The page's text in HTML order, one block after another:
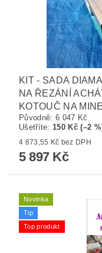
KIT - SADA
NA ŘEZÁNÍ
KOTOUČ NA
Původně: 6 047 Kč
Ušetříte:150 Kč (–2
4 873,55 Kč bez DPH
5 897 Kč
Novinka
Tip
Top produkt